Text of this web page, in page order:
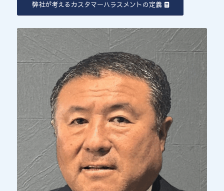
弊社が考えるカスタマーハラスメントの定義